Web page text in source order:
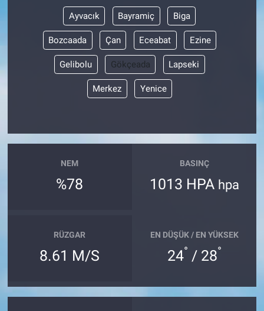
Ayvacık Bayramiç Biga
Bozcaada Çan Eceabat Ezine
Gelibolu Gökçeada Lapseki
Merkez Yenice
NEM
%78
BASINÇ
1013 HPA hpa
RÜZGAR
8.61 M/S
EN DÜŞÜK / EN YÜKSEK
24° / 28°